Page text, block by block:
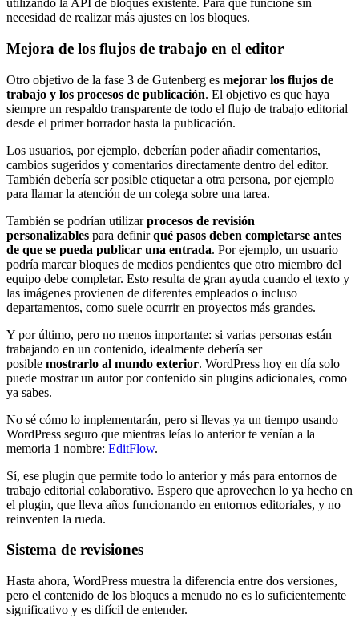
utilizando la API de bloques existente. Para que funcione sin
necesidad de realizar más ajustes en los bloques.
Mejora de los flujos de trabajo en el editor
Otro objetivo de la fase 3 de Gutenberg es mejorar los flujos de
trabajo y los procesos de publicación. El objetivo es que haya
siempre un respaldo transparente de todo el flujo de trabajo editorial
desde el primer borrador hasta la publicación.
Los usuarios, por ejemplo, deberían poder añadir comentarios,
cambios sugeridos y comentarios directamente dentro del editor.
También debería ser posible etiquetar a otra persona, por ejemplo
para llamar la atención de un colega sobre una tarea.
También se podrían utilizarprocesos de revisión
personalizables para definirqué pasos deben completarse antes
de que se pueda publicar una entrada. Por ejemplo, un usuario
podría marcar bloques de medios pendientes que otro miembro del
equipo debe completar. Esto resulta de gran ayuda cuando el texto y
las imágenes provienen de diferentes empleados o incluso
departamentos, como suele ocurrir en proyectos más grandes.
Y por último, pero no menos importante: si varias personas están
trabajando en un contenido, idealmente debería ser
posible mostrarlo al mundo exterior. WordPress hoy en día solo
puede mostrar un autor por contenido sin plugins adicionales, como
ya sabes.
No sé cómo lo implementarán, pero si llevas ya un tiempo usando
WordPress seguro que mientras leías lo anterior te venían a la
memoria 1 nombre: EditFlow.
Sí, ese plugin que permite todo lo anterior y más para entornos de
trabajo editorial colaborativo. Espero que aprovechen lo ya hecho en
el plugin, que lleva años funcionando en entornos editoriales, y no
reinventen la rueda.
Sistema de revisiones
Hasta ahora, WordPress muestra la diferencia entre dos versiones,
pero el contenido de los bloques a menudo no es lo suficientemente
significativo y es difícil de entender.